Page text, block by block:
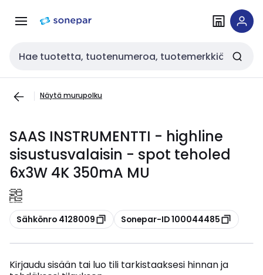
navigointiinsisältöön
Haku
Näytä murupolku
SAAS INSTRUMENTTI - highline
sisustusvalaisin - spot teholed
6x3W 4K 350mA MU
Kopioi
Sähkönro 4128009 Kopioi
Sonepar-ID 100044485
Kirjaudu sisään tai luo tili tarkistaaksesi hinnan ja